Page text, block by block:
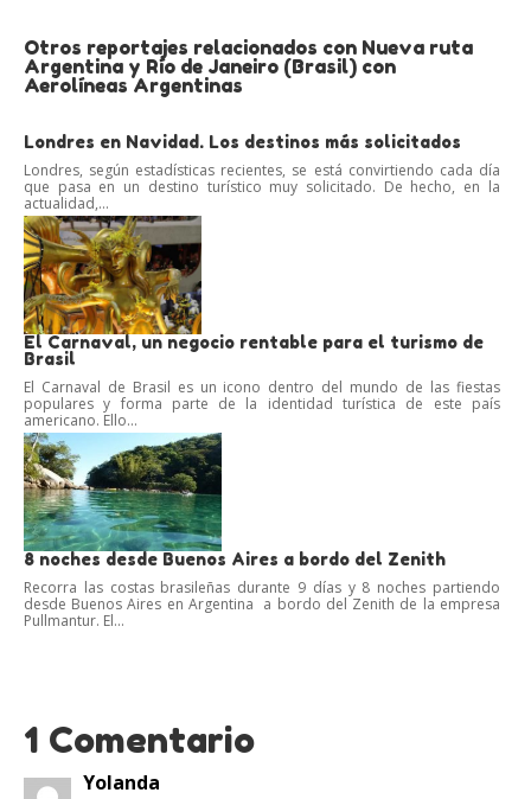
Otros reportajes relacionados con Nueva ruta
Argentina y Río de Janeiro (Brasil) con
Aerolíneas Argentinas
Londres en Navidad. Los destinos más solicitados
Londres, según estadísticas recientes, se está convirtiendo cada día
que pasa en un destino turístico muy solicitado. De hecho, en la
actualidad,...
El Carnaval, un negocio rentable para el turismo de
Brasil
El Carnaval de Brasil es un icono dentro del mundo de las fiestas
populares y forma parte de la identidad turística de este país
americano. Ello...
8 noches desde Buenos Aires a bordo del Zenith
Recorra las costas brasileñas durante 9 días y 8 noches partiendo
desde Buenos Aires en Argentina a bordo del Zenith de la empresa
Pullmantur. El...
1 Comentario
Yolanda